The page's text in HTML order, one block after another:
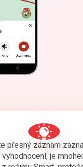
přesný záznam
je